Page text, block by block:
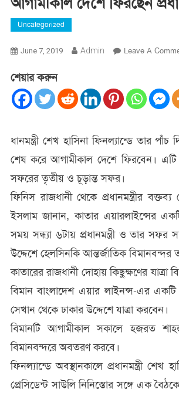
Uncategorized
June 7, 2019 Admin Leave A
শেয়ার করুন
ধানমন্ত্রী শেখ হাসিনা ফিনল্যান্ডে তার
শেষ করে আগামীকাল দেশে ফিরবেন। এটি
সফরের তৃতীয় ও চূড়ান্ত সফর।
ফিনিস রাজধানী থেকে প্রধানমন্ত্রীর
ইসলাম জানান, কাতার এয়ারলাইন্সের
সময় সন্ধ্যা ৬টায় প্রধানমন্ত্রী ও তার সফর
উদ্দেশে হেলসিনকি আন্তর্জাতিক বিমানবন্দর
কাতারের রাজধানী দোহায় কিছুক্ষণের যাত্রা
বিমান বাংলাদেশ এয়ার লাইনন্স-এর একটি
সেখান থেকে ঢাকার উদ্দেশে যাত্রা করবেন।
বিমানটি আগামীকাল সকালে হজরত
বিমানবন্দরে অবতরণ করবে।
ফিনল্যান্ডে অবস্থানকালে প্রধানমন্ত্রী শেখ
প্রেসিডেন্ট সাউলি নিনিস্তোর সঙ্গে এক